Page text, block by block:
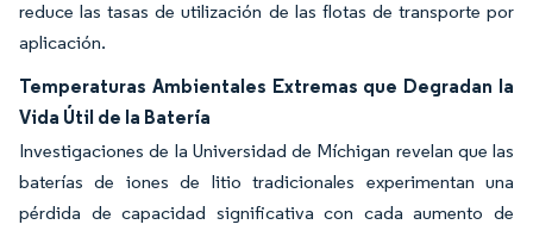
reduce las tasas de utilización de las flotas de transporte por
aplicación.
Temperaturas Ambientales Extremas que Degradan la
Vida Útil de la Batería
Investigaciones de la Universidad de Míchigan revelan que las
baterías de iones de litio tradicionales experimentan una
pérdida de capacidad significativa con cada aumento de